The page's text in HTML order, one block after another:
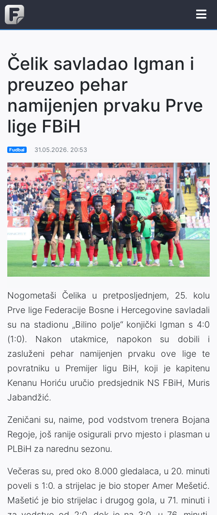
Čelik savladao Igman i
preuzeo pehar
namijenjen prvaku Prve
lige FBiH
Fudbal 31.05.2026. 20:53
Nogometaši Čelika u pretposljednjem, 25. kolu
Prve lige Federacije Bosne i Hercegovine savladali
su na stadionu „Bilino polje“ konjički Igman s 4:0
(1:0). Nakon utakmice, napokon su dobili i
zasluženi pehar namijenjen prvaku ove lige te
povratniku u Premijer ligu BiH, koji je kapitenu
Kenanu Horiću uručio predsjednik NS FBiH, Muris
Jabandžić.
Zeničani su, naime, pod vodstvom trenera Bojana
Regoje, još ranije osigurali prvo mjesto i plasman u
PLBiH za narednu sezonu.
Večeras su, pred oko 8.000 gledalaca, u 20. minuti
poveli s 1:0. a strijelac je bio stoper Amer Mešetić.
Mašetić je bio strijelac i drugog gola, u 71. minuti i